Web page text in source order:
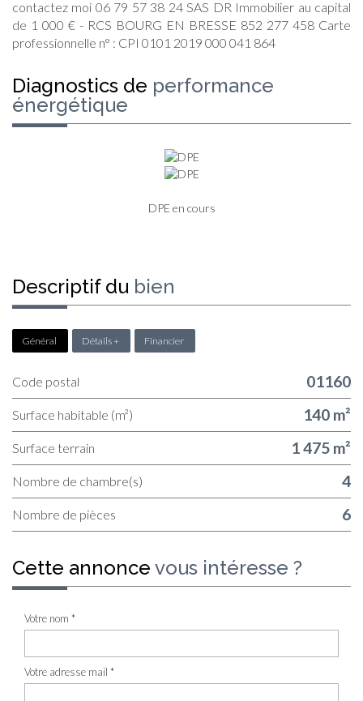
contactez moi 06 79 57 38 24 SAS DR Immobilier au capital
de 1 000 € - RCS BOURG EN BRESSE 852 277 458 Carte
professionnelle n° : CPI 0101 2019 000 041 864
diagnostics de performance
énergétique
DPE en cours
descriptif du bien
Général Détails + Financier
Code postal 01160
Surface habitable (m²) 140 m²
surface terrain 1 475 m²
Nombre de chambre(s) 4
Nombre de pièces 6
cette annonce vous intéresse ?
Votre nom *
Votre adresse mail *